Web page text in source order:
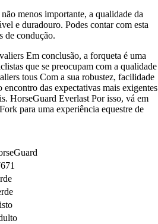
menos importante, a qualidade da
e duradouro. Podes contar com esta
de condução.
Em conclusão, a forqueta é uma
que se preocupam com a qualidade
tous Com a sua robustez, facilidade
encontro das expectativas mais exigentes
HorseGuard Everlast Por isso, vá em
para uma experiência equestre de